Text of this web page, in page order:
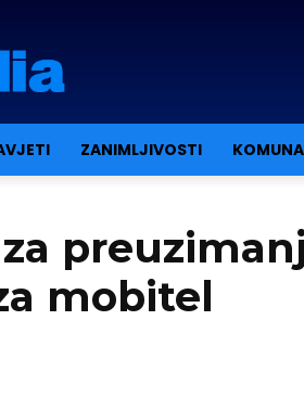
ZANIMLJIVOSTI
mobitel